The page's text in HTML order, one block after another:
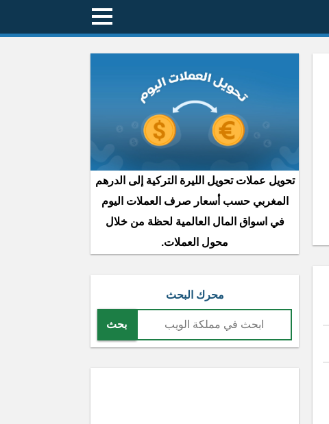
تحويل عملات تحويل الليرة التركية إلى الدرهم
المغربي حسب أسعار صرف العملات اليوم
في اسواق المال العالمية لحظة من خلال
محول العملات.
محرك البحث
بحث